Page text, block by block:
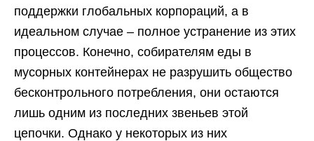
поддержки глобальных корпораций, а в
идеальном случае – полное устранение из этих
процессов. Конечно, собирателям еды в
мусорных контейнерах не разрушить общество
бесконтрольного потребления, они остаются
лишь одним из последних звеньев этой
цепочки. Однако у некоторых из них